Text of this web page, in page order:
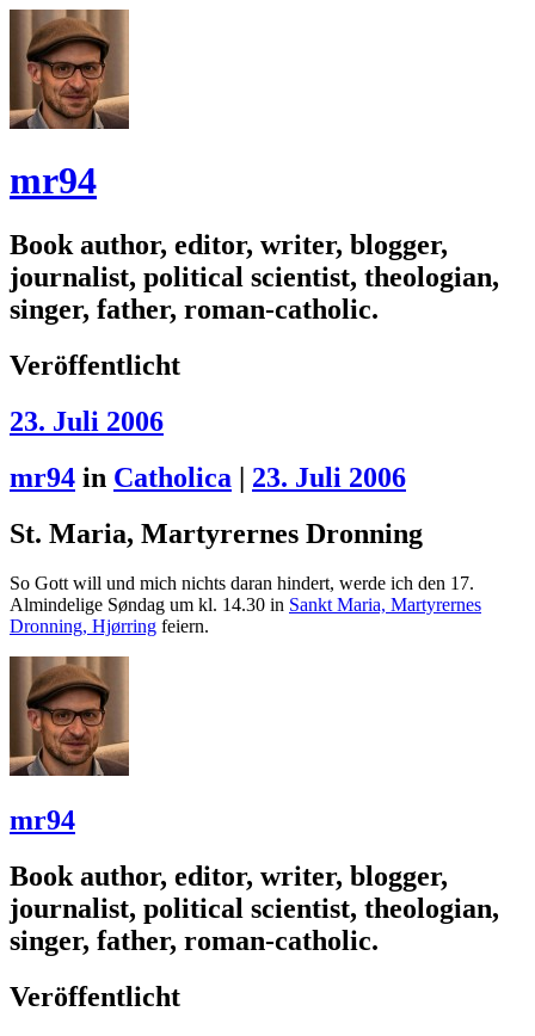
mr94
Book author, editor, writer, blogger,
journalist, political scientist, theologian,
singer, father, roman-catholic.
Veröffentlicht
23. Juli 2006
mr94 in Catholica | 23. Juli 2006
St. Maria, Martyrernes Dronning
So Gott will und mich nichts daran hindert, werde ich den 17.
Almindelige Søndag um kl. 14.30 in Sankt Maria, Martyrernes
Dronning, Hjørring feiern.
mr94
Book author, editor, writer, blogger,
journalist, political scientist, theologian,
singer, father, roman-catholic.
Veröffentlicht